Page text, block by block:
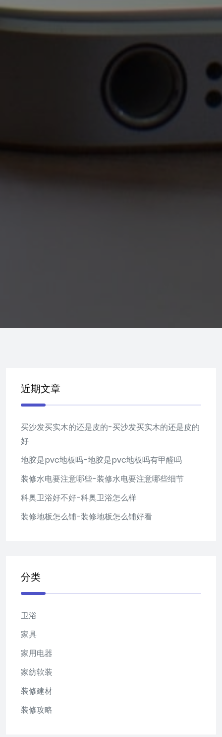
近期文章
买沙发买实木的还是皮的-买沙发买实木的还是皮的
好
地胶是pvc地板吗-地胶是pvc地板吗有甲醛吗
装修水电要注意哪些-装修水电要注意哪些细节
科奥卫浴好不好-科奥卫浴怎么样
装修地板怎么铺-装修地板怎么铺好看
分类
卫浴
家具
家用电器
家纺软装
装修建材
装修攻略